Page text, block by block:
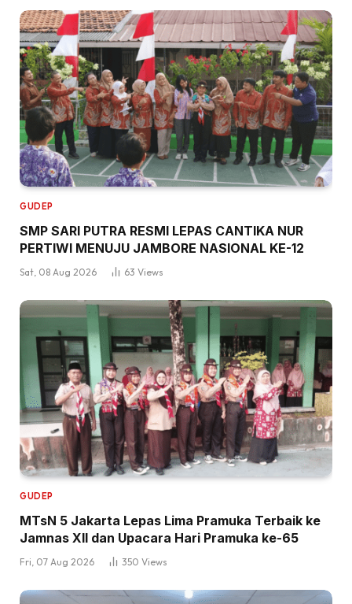
GUDEP
SMP SARI PUTRA RESMI LEPAS CANTIKA NUR
PERTIWI MENUJU JAMBORE NASIONAL KE-12
Sat, 08 Aug 2026 63 Views
GUDEP
MTsN 5 Jakarta Lepas Lima Pramuka Terbaik ke
Jamnas XII dan Upacara Hari Pramuka ke-65
Fri, 07 Aug 2026 350 Views